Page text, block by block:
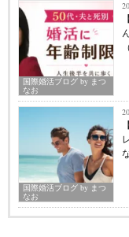
国際婚活ブログ by まつ
なお
国際婚活ブログ by まつ
なお